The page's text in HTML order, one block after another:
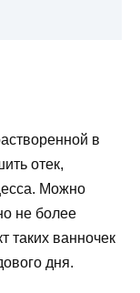
в
отек,
Можно
не более
таких ванночек
дня.